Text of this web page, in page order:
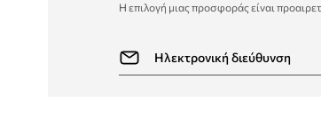
Η επιλογή μιας προσφοράς είναι